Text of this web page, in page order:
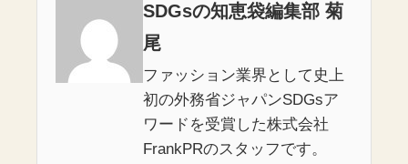
SDGsの知恵袋編集部 菊
尾
ファッション業界として史上
初の外務省ジャパンSDGsア
ワードを受賞した株式会社
FrankPRのスタッフです。